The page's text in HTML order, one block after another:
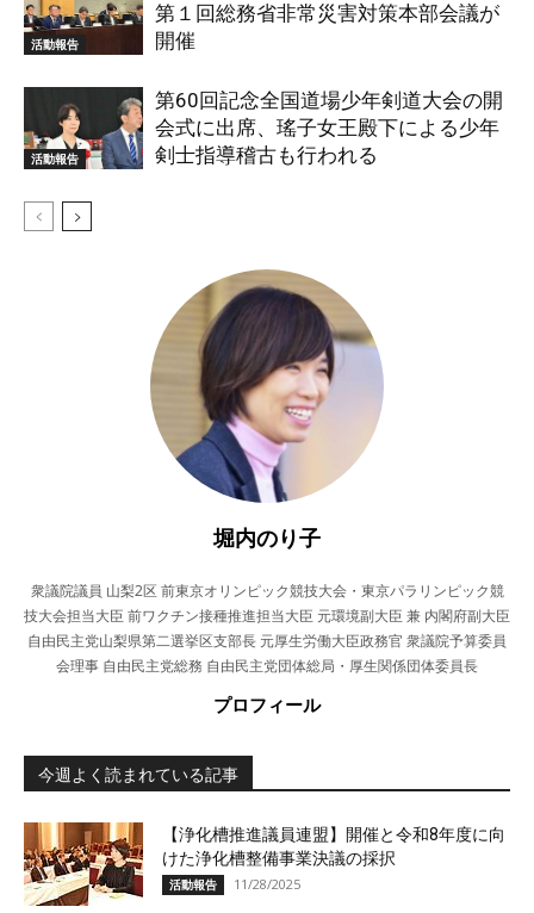
活動報告
第１回総務省非常災害対策本部会議が
開催
活動報告
第60回記念全国道場少年剣道大会の開
会式に出席、瑤子女王殿下による少年
剣士指導稽古も行われる
堀内のり子
衆議院議員 山梨2区 前東京オリンピック競技大会・東京パラリンピック競
技大会担当大臣 前ワクチン接種推進担当大臣 元環境副大臣 兼 内閣府副大臣
自由民主党山梨県第二選挙区支部長 元厚生労働大臣政務官 衆議院予算委員
会理事 自由民主党総務 自由民主党団体総局・厚生関係団体委員長
プロフィール
今週よく読まれている記事
【浄化槽推進議員連盟】開催と令和8年度に向
けた浄化槽整備事業決議の採択
活動報告 11/28/2025